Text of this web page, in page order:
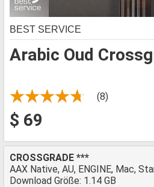
Arabic Oud
BEST SERVICE
(8)
$ 69
CROSSGRADE ***
AAX Native, AU, ENGINE, Mac,
Download Größe: 1.14 GB